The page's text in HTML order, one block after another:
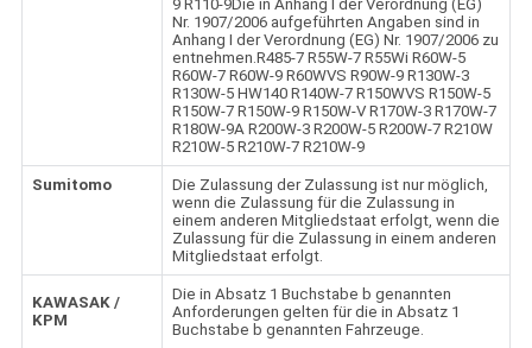
9 R110-9Die in Anhang I der Verordnung (EG)
Nr. 1907/2006 aufgeführten Angaben sind in
Anhang I der Verordnung (EG) Nr. 1907/2006 zu
entnehmen.R485-7 R55W-7 R55Wi R60W-5
R60W-7 R60W-9 R60WVS R90W-9 R130W-3
R130W-5 HW140 R140W-7 R150WVS R150W-5
R150W-7 R150W-9 R150W-V R170W-3 R170W-7
R180W-9A R200W-3 R200W-5 R200W-7 R210W
R210W-5 R210W-7 R210W-9
Sumitomo
Die Zulassung der Zulassung ist nur möglich,
wenn die Zulassung für die Zulassung in
einem anderen Mitgliedstaat erfolgt, wenn die
Zulassung für die Zulassung in einem anderen
Mitgliedstaat erfolgt.
KAWASAK /
KPM
Die in Absatz 1 Buchstabe b genannten
Anforderungen gelten für die in Absatz 1
Buchstabe b genannten Fahrzeuge.